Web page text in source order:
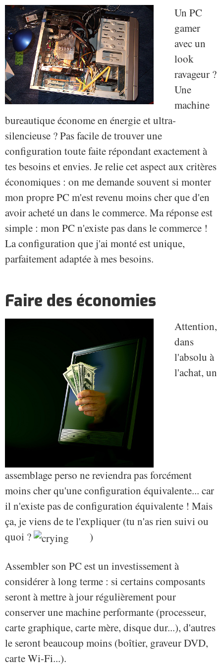
Un PC
gamer
avec un
look
ravageur ?
Une
machine
bureautique économe en énergie et ultra-
silencieuse ? Pas facile de trouver une
configuration toute faite répondant exactement à
tes besoins et envies. Je relie cet aspect aux critères
économiques : on me demande souvent si monter
mon propre PC m'est revenu moins cher que d'en
avoir acheté un dans le commerce. Ma réponse est
simple : mon PC n'existe pas dans le commerce !
La configuration que j'ai monté est unique,
parfaitement adaptée à mes besoins.
Faire des économies
Attention,
dans
l'absolu à
l'achat, un
assemblage perso ne reviendra pas forcément
moins cher qu'une configuration équivalente... car
il n'existe pas de configuration équivalente ! Mais
ça, je viens de te l'expliquer (tu n'as rien suivi ou
quoi ?
)
Assembler son PC est un investissement à
considérer à long terme : si certains composants
seront à mettre à jour régulièrement pour
conserver une machine performante (processeur,
carte graphique, carte mère, disque dur...), d'autres
le seront beaucoup moins (boîtier, graveur DVD,
carte Wi-Fi...).